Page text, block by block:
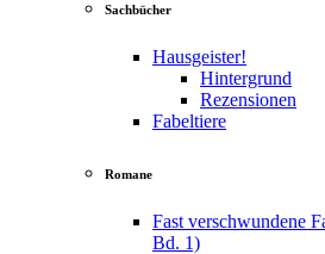
Sachbücher
Hausgeister!
Hintergrund
Rezensionen
Fabeltiere
Romane
Fast verschwundene
Bd. 1)